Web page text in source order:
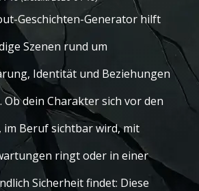
Geschichten-Generator hilft
Szenen rund um
Identität und Beziehungen
Ob dein Charakter sich vor den
im Beruf sichtbar wird, mit
ringt oder in einer
Sicherheit findet: Diese